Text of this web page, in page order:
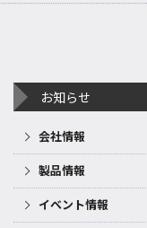
お知らせ
会社情報
製品情報
イベント情報